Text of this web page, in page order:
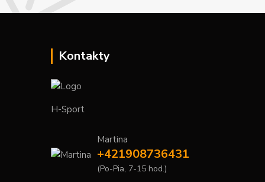
Kontakty
H-Sport
Martina
+421908736431
(Po-Pia, 7-15 hod.)